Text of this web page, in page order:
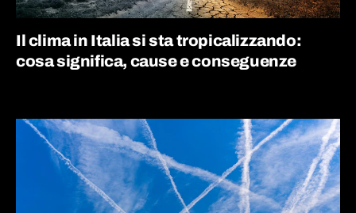
Il clima in Italia si sta tropicalizzando:
cosa significa, cause e conseguenze